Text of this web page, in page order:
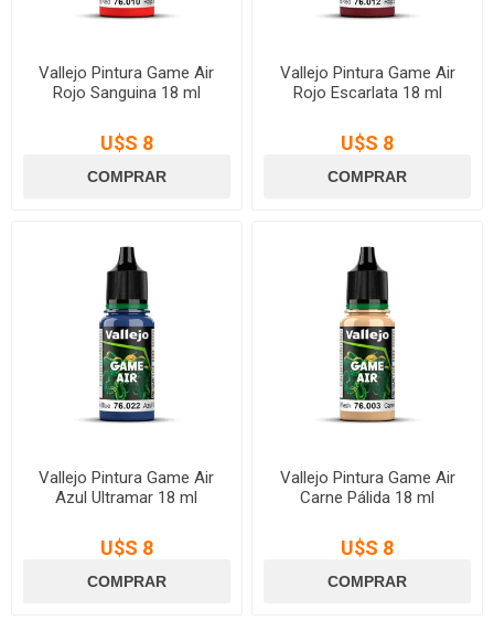
Vallejo Pintura Game Air
Rojo Sanguina 18 ml
U$S 8
Vallejo Pintura Game Air
Rojo Escarlata 18 ml
U$S 8
Vallejo Pintura Game Air
Azul Ultramar 18 ml
U$S 8
Vallejo Pintura Game Air
Carne Pálida 18 ml
U$S 8